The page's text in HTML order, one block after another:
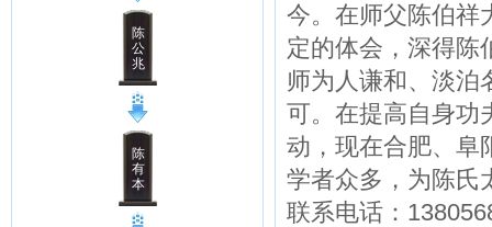
陈
公
兆
陈
有
本
今。在师父陈伯祥
定的体会，深得陈
师为人谦和、淡泊
可。在提高自身功
动，现在合肥、阜
学者众多，为陈氏
联系电话：